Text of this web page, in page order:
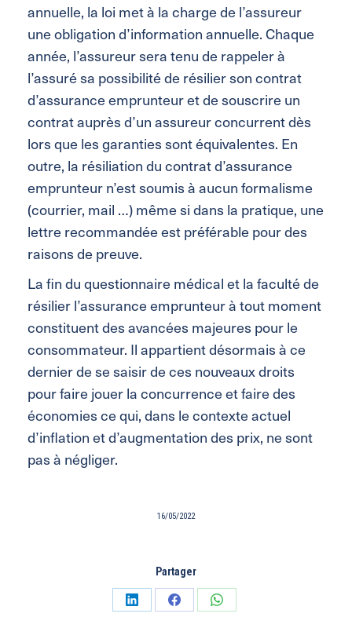
annuelle, la loi met à la charge de l’assureur
une obligation d’information annuelle. Chaque
année, l’assureur sera tenu de rappeler à
l’assuré sa possibilité de résilier son contrat
d’assurance emprunteur et de souscrire un
contrat auprès d’un assureur concurrent dès
lors que les garanties sont équivalentes. En
outre, la résiliation du contrat d’assurance
emprunteur n’est soumis à aucun formalisme
(courrier, mail …) même si dans la pratique, une
lettre recommandée est préférable pour des
raisons de preuve.
La fin du questionnaire médical et la faculté de
résilier l’assurance emprunteur à tout moment
constituent des avancées majeures pour le
consommateur. Il appartient désormais à ce
dernier de se saisir de ces nouveaux droits
pour faire jouer la concurrence et faire des
économies ce qui, dans le contexte actuel
d’inflation et d’augmentation des prix, ne sont
pas à négliger.
16/05/2022
Partager
PartagerPartagerPartager